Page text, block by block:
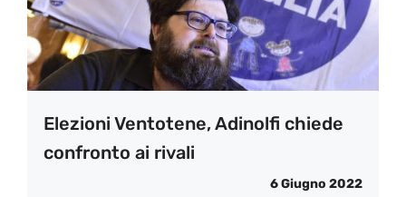
Elezioni Ventotene, Adinolfi chiede
confronto ai rivali
6 Giugno 2022